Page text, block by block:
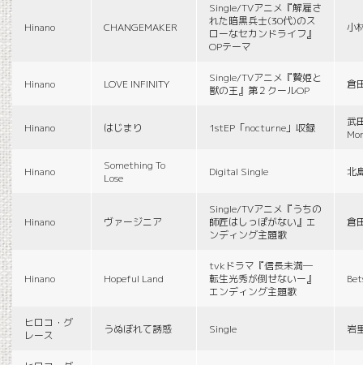
Hinano CHANGEMAKER
Single/TVアニメ『解雇さ
れた暗黒兵士(30代)のス
ローなセカンドライフ』
OPテーマ
小
Hinano LOVE INFINITY
Single/TVアニメ『贄姫と
獣の王』第２クールOP
倉
Hinano はじまり 1stEP「nocturne」収録
武
Hinano
Something To
Lose
Digital Single 北
Hinano ヴァージニア
Single/TVアニメ『うちの
師匠はしっぽがない』エ
ンディング主題歌
倉
Hinano Hopeful Land
tvkドラマ『信長未満―
転生光秀が倒せないー』
エンディング主題歌
ヒロコ・グ
レース
うぬぼれて誘惑 Single 岩